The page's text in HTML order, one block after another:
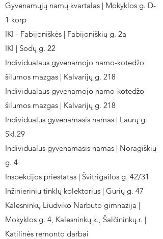
Gyvenamųjų namų kvartalas | Mokyklos g. D-
1 korp
IKI - Fabijoniškės | Fabijoniškių g. 2a
IKI | Sodų g. 22
Individualaus gyvenamojo namo-kotedžo
šilumos mazgas | Kalvarijų g. 218
Individualaus gyvenamojo namo-kotedžo
šilumos mazgas | Kalvarijų g. 218
Individualus gyvenamasis namas | Laurų g.
Skl.29
Individualus gyvenamasis namas | Noragiškių
g. 4
Inspekcijos priestatas | Švitrigailos g. 42/31
Inžinierinių tinklų kolektorius | Gurių g. 47
Kalesninkų Liudviko Narbuto gimnazija |
Mokyklos g. 4, Kalesninkų k., Šalčininkų r. |
Katilinės remonto darbai